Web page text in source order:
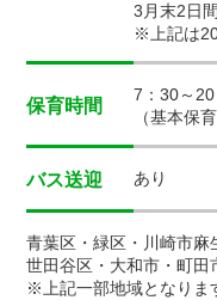
3月末2日
※上記は
保育時間
7：30～
（基本保
バス送迎 あり
青葉区・緑区・川崎市麻
世田谷区・大和市・町
※上記一部地域となりま